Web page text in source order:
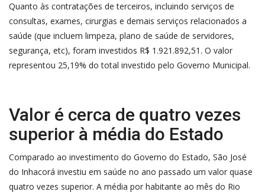
Quanto às contratações de terceiros, incluindo serviços de
consultas, exames, cirurgias e demais serviços relacionados a
saúde (que incluem limpeza, plano de saúde de servidores,
segurança, etc), foram investidos R$ 1.921.892,51. O valor
representou 25,19% do total investido pelo Governo Municipal.
Valor é cerca de quatro vezes
superior à média do Estado
Comparado ao investimento do Governo do Estado, São José
do Inhacorá investiu em saúde no ano passado um valor quase
quatro vezes superior. A média por habitante ao mês do Rio